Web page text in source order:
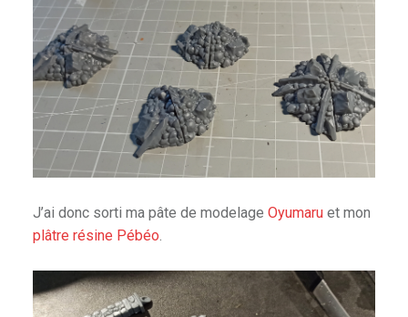
J’ai donc sorti ma pâte de modelage Oyumaruet mon
plâtre résine Pébéo.